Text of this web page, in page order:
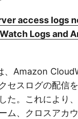
access logs
Logs and
、Amazon
セスログの配信
た。これにより
ム、クロスアカ